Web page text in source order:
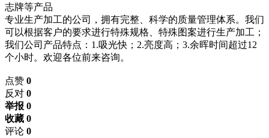
志牌等产品
专业生产加工的公司，拥有完整、科学的质量管理体系。我们
可以根据客户的要求进行特殊规格、特殊图案进行生产加工；
我们公司产品特点：1.吸光快；2.亮度高；3.余晖时间超过12
个小时。欢迎各位前来咨询。
点赞 0
反对 0
举报 0
收藏 0
评论 0